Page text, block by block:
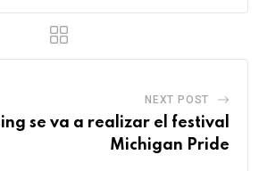
NEXT POST
se va a realizar el festival
Michigan Pride